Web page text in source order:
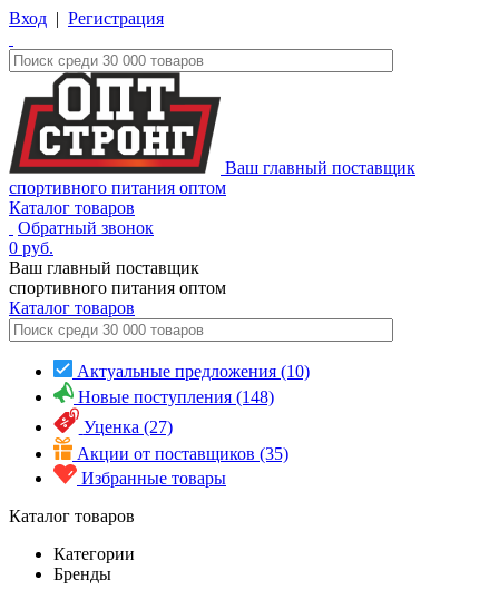
Вход | Регистрация
Ваш главный поставщик
спортивного питания оптом
Каталог товаров
Обратный звонок
0 руб.
Ваш главный поставщик
спортивного питания оптом
Каталог товаров
Актуальные предложения (10)
Новые поступления (148)
Уценка (27)
Акции от поставщиков (35)
Избранные товары
Каталог товаров
Категории
Бренды